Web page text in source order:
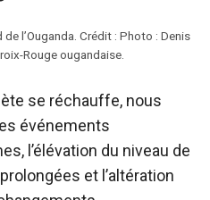
l’Ouganda. Crédit : Photo : Denis
Rouge ougandaise.
se réchauffe, nous
événements
l’élévation du niveau de
et l’altération